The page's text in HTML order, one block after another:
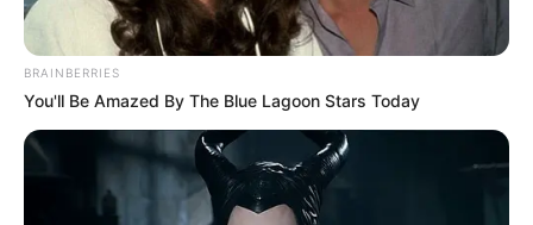
BRAINBERRIES
You'll Be Amazed By The Blue Lagoon Stars Today